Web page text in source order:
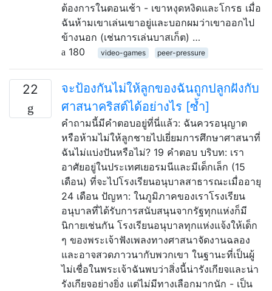
ต้องการในตอนเช้า - เขาหงุดหงิดและโกรธ เมื่อ
ฉันห้ามเขาเล่นเขาอยู่และบอกผมว่าเขาออกไป
ข้างนอก (เช่นการเล่นบาสเก็ต) …
180
video-games peer-pressure
22
จะป้องกันไม่ให้ลูกของฉันถูกปลูกฝังกับ
ศาสนาคริสต์ได้อย่างไร [ซ้ำ]
คำถามนี้มีคำตอบอยู่ที่นี่แล้ว: ฉันควรอนุญาต
หรือห้ามไม่ให้ลูกชายไปเยี่ยมการศึกษาศาสนาที่
ฉันไม่แบ่งปันหรือไม่? 19 คำตอบ บริบท: เรา
อาศัยอยู่ในประเทศเยอรมนีและมีเด็กเล็ก (15
เดือน) ที่จะไปโรงเรียนอนุบาลสาธารณะเมื่ออายุ
24 เดือน ปัญหา: ในภูมิภาคของเราโรงเรียน
อนุบาลที่ได้รับการสนับสนุนจากรัฐทุกแห่งก็มี
นิกายเช่นกัน โรงเรียนอนุบาลทุกแห่งแจ้งให้เด็ก
ๆ ของพระเจ้าฟังเพลงทางศาสนาจัดงานฉลอง
และอาจสวดภาวนากับพวกเขา ในฐานะที่เป็นผู้
ไม่เชื่อในพระเจ้าฉันพบว่าสิ่งนี้น่ารังเกียจและน่า
รังเกียจอย่างยิ่ง แต่ไม่มีทางเลือกมากนัก - เป็น